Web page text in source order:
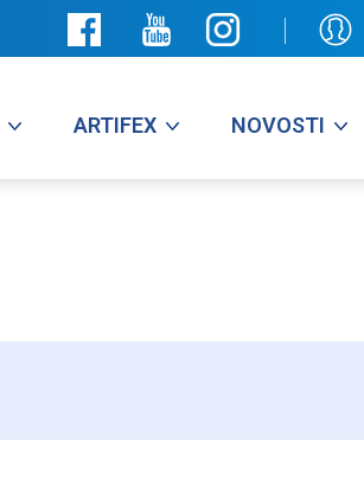
ARTIFEX NOVOSTI